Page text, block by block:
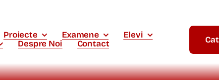
Proiecte Examene
Elevi
Despre Noi Contact